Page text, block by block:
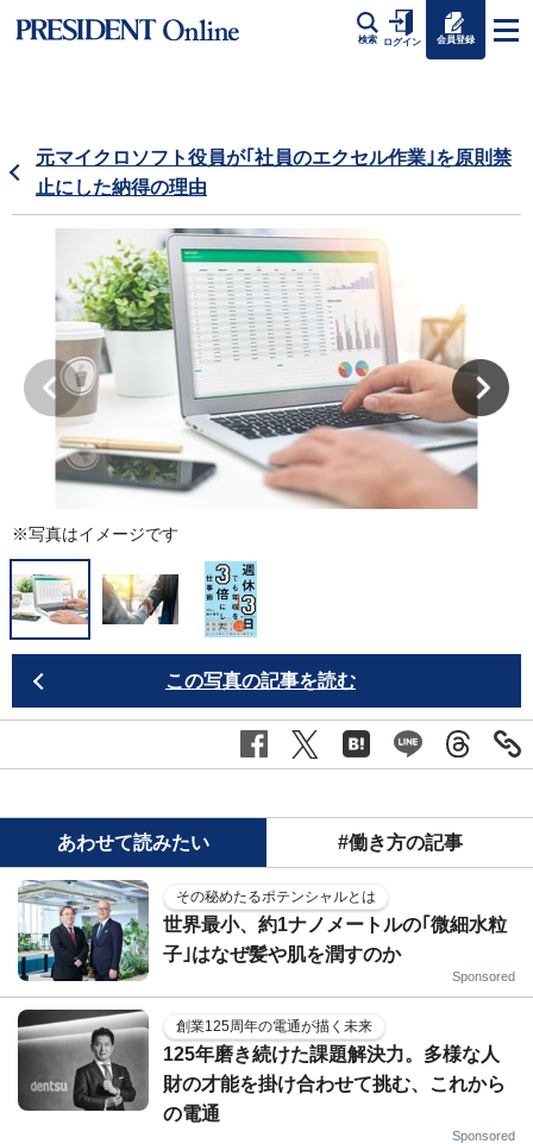
検索 ログイン 会員登録
元マイクロソフト役員が｢社員のエクセル作業｣を原則禁
止にした納得の理由
※写真はイメージです
この写真の記事を読む
あわせて読みたい #働き方の記事
その秘めたるポテンシャルとは
世界最小、約1ナノメートルの｢微細水粒
子｣はなぜ髪や肌を潤すのか
Sponsored
創業125周年の電通が描く未来
125年磨き続けた課題解決力。多様な人
財の才能を掛け合わせて挑む、これから
の電通
Sponsored